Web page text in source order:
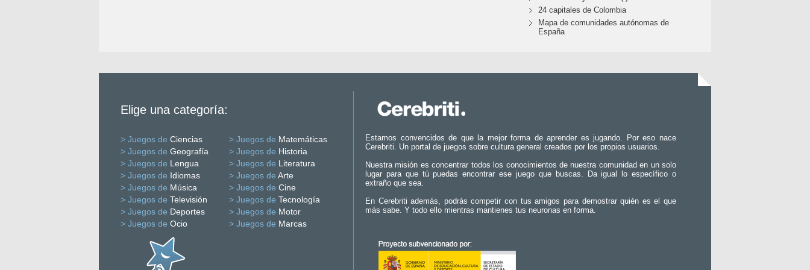
24 capitales de Colombia
Mapa de comunidades autónomas de
España
Elige una categoría:
> Juegos de Ciencias > Juegos de Matemáticas
> Juegos de Geografía > Juegos de Historia
> Juegos de Lengua > Juegos de Literatura
> Juegos de Idiomas > Juegos de Arte
> Juegos de Música > Juegos de Cine
> Juegos de Televisión > Juegos de Tecnología
> Juegos de Deportes > Juegos de Motor
> Juegos de Ocio > Juegos de Marcas
Estamos convencidos de que la mejor forma de aprender es jugando. Por eso nace
Cerebriti. Un portal de juegos sobre cultura general creados por los propios usuarios.
Nuestra misión es concentrar todos los conocimientos de nuestra comunidad en un solo
lugar para que tú puedas encontrar ese juego que buscas. Da igual lo específico o
extraño que sea.
En Cerebriti además, podrás competir con tus amigos para demostrar quién es el que
más sabe. Y todo ello mientras mantienes tus neuronas en forma.